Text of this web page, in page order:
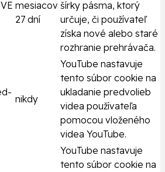
mesiacov
27 dní
šírky pásma, ktorý
určuje, či používateľ
získa nové alebo staré
rozhranie prehrávača.
nikdy
YouTube nastavuje
tento súbor cookie na
ukladanie predvolieb
videa používateľa
pomocou vloženého
videa YouTube.
YouTube nastavuje
tento súbor cookie na